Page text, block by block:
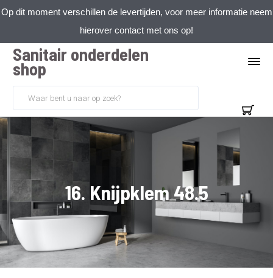
Op dit moment verschillen de levertijden, voor meer informatie neem
hierover contact met ons op!
Sanitair onderdelen
shop
16. Knijpklem 48.5